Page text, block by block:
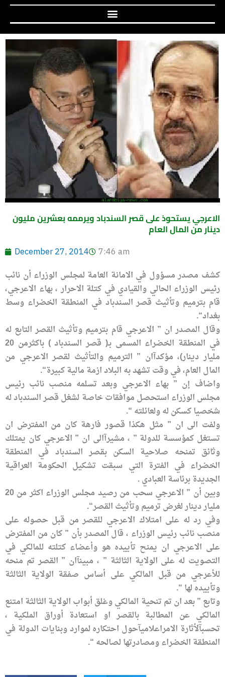
الاعرجي يستحوذ على قصر السندباد ويرممه بعشرين مليون
دينار من المال العام
December 27, 2014 7:46 am
كشف مصدر مسؤول في الامانة العامة لمجلس الوزراء أن نائب
رئيس الوزراء الحالي والقيادي في كتلة الاحرار ، بهاء الاعرجي،
قام بترميم وتأثيث قصر السندباد في المنطقة الخضراء وسط
بغداد“.
وقال المصدر ان ” الاعرجي قام بترميم وتأثيث القصر التابع له
في المنطقة الخضراء المسمى بـ( قصر السندباد)باكثر
من 20
مليار دينار)، مؤكدآان ” الترميم والتأثيث لقصر الاعرجي من
المال العام، في وقت تشهد به البلاد ازمة مالية كبيرة“.
واضاف إن ” بهاء الاعرجي وبعد تسلمه منصب نائب رئيس
مجلس الوزراء استحصل موافقات خاصة لشغل قصر السندباد له
شخصيا كسكن له ولعائلته “.
ولفت الى ان ” مثل هكذا قصور فارهة كان من المفترض ان
تستغل كمؤسسة للدولة ” ، مشيرآالى ان ” الاعرجي كان يمتلك
وثائق تمنحه صلاحية السكن بقصر السندباد في المنطقة
الخضراء في الفترة التي سبقت تشكيل الحكومة العراقية
الجديدة برئاسة العبادي.
وبين أن ” الاعرجي سحب من رصيد مجلس الوزراء اكثر من 20
مليار دينار لغرض ترميم وتأثيث القصر“.
وفي رد له على امتلاك الاعرجي للقصر من قبل حصوله على
منصب نائب رئيس الوزراء ، قال المصدر بأن ” كان من المفترض
على الاعرجي ان يمنح تأييده هو وأعضاء كتلته للمالكي في
التصويت له على الولاية الثالثة ” ، مبينآان ” القصر تم منحه
للأعرجي من قبل المالكي على أساس صفقة الولاية الثالثة
وتأييده لها “.
وتابع ” بعد ان تم تنحية المالكي وغلق أبواب الولاية الثالثة امتنع
المالكي عن المطالبة بالقصر او استعادة أوراق الملكية ،
تحسبآلأثارة الامراعلاميآحول احتكاره لموارد وبنايات الدولة في
المنطقة الخضراء ومصادرتها لصالحه “.